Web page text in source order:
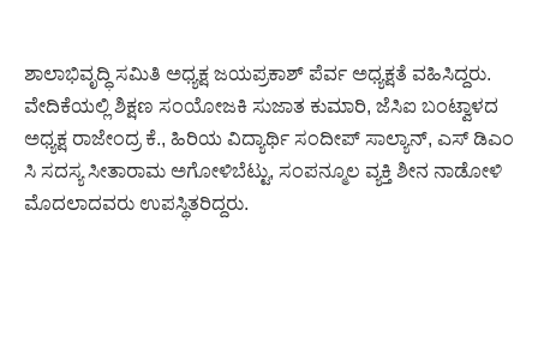
ಶಾಲಾಭಿವೃದ್ಧಿ ಸಮಿತಿ ಅಧ್ಯಕ್ಷ ಜಯಪ್ರಕಾಶ್ ಪೆರ್ವ ಅಧ್ಯಕ್ಷತೆ ವಹಿಸಿದ್ದರು. ‌
ವೇದಿಕೆಯಲ್ಲಿ ಶಿಕ್ಷಣ ಸಂಯೋಜಕಿ ಸುಜಾತ ಕುಮಾರಿ, ಜೆಸಿಐ ಬಂಟ್ವಾಳದ
ಅಧ್ಯಕ್ಷ ರಾಜೇಂದ್ರ ಕೆ., ಹಿರಿಯ ವಿದ್ಯಾರ್ಥಿ ಸಂದೀಪ್ ಸಾಲ್ಯಾನ್, ಎಸ್ ಡಿಎಂ
ಸಿ ಸದಸ್ಯ ಸೀತಾರಾಮ ಅಗೋಳಿಬೆಟ್ಟು, ಸಂಪನ್ಮೂಲ ವ್ಯಕ್ತಿ ಶೀನ ನಾಡೋಳಿ
ಮೊದಲಾದವರು ಉಪಸ್ಥಿತರಿದ್ದರು.